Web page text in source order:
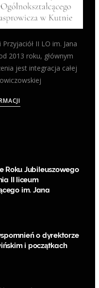
II LO im. Jana
2013 roku, głównym
jest integracja całej
Roku Jubileuszowego
II liceum
im. Jana
o dyrektorze
i początkach